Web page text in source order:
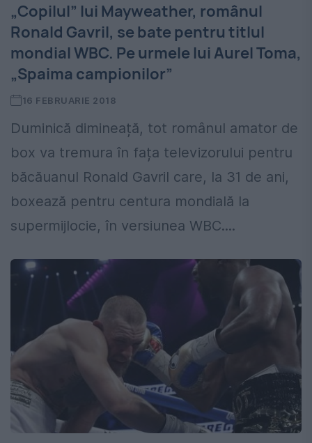
„Copilul” lui Mayweather, românul
Ronald Gavril, se bate pentru titlul
mondial WBC. Pe urmele lui Aurel Toma,
„Spaima campionilor”
16 FEBRUARIE 2018
Duminică dimineață, tot românul amator de
box va tremura în fața televizorului pentru
băcăuanul Ronald Gavril care, la 31 de ani,
boxează pentru centura mondială la
supermijlocie, în versiunea WBC....